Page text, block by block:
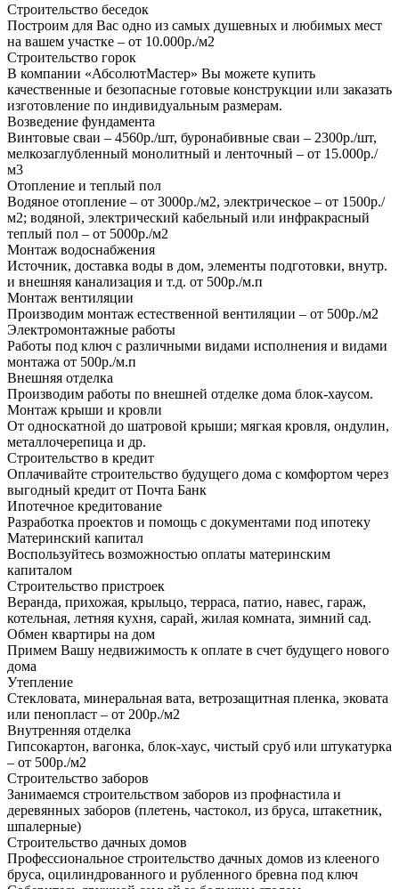
Строительство беседок
Построим для Вас одно из самых душевных и любимых мест
на вашем участке – от 10.000р./м2
Строительство горок
В компании «АбсолютМастер» Вы можете купить
качественные и безопасные готовые конструкции или заказать
изготовление по индивидуальным размерам.
Возведение фундамента
Винтовые сваи – 4560р./шт, буронабивные сваи – 2300р./шт,
мелкозаглубленный монолитный и ленточный – от 15.000р./
м3
Отопление и теплый пол
Водяное отопление – от 3000р./м2, электрическое – от 1500р./
м2; водяной, электрический кабельный или инфракрасный
теплый пол – от 5000р./м2
Монтаж водоснабжения
Источник, доставка воды в дом, элементы подготовки, внутр.
и внешняя канализация и т.д. от 500р./м.п
Монтаж вентиляции
Производим монтаж естественной вентиляции – от 500р./м2
Электромонтажные работы
Работы под ключ с различными видами исполнения и видами
монтажа от 500р./м.п
Внешняя отделка
Производим работы по внешней отделке дома блок-хаусом.
Монтаж крыши и кровли
От односкатной до шатровой крыши; мягкая кровля, ондулин,
металлочерепица и др.
Строительство в кредит
Оплачивайте строительство будущего дома с комфортом через
выгодный кредит от Почта Банк
Ипотечное кредитование
Разработка проектов и помощь с документами под ипотеку
Материнский капитал
Воспользуйтесь возможностью оплаты материнским
капиталом
Строительство пристроек
Веранда, прихожая, крыльцо, терраса, патио, навес, гараж,
котельная, летняя кухня, сарай, жилая комната, зимний сад.
Обмен квартиры на дом
Примем Вашу недвижимость к оплате в счет будущего нового
дома
Утепление
Стекловата, минеральная вата, ветрозащитная пленка, эковата
или пенопласт – от 200р./м2
Внутренняя отделка
Гипсокартон, вагонка, блок-хаус, чистый сруб или штукатурка
– от 500р./м2
Строительство заборов
Занимаемся строительством заборов из профнастила и
деревянных заборов (плетень, частокол, из бруса, штакетник,
шпалерные)
Строительство дачных домов
Профессиональное строительство дачных домов из клееного
бруса, оцилиндрованного и рубленного бревна под ключ